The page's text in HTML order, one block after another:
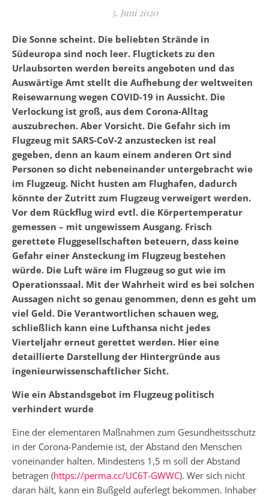
5. Juni 2020
Die Sonne scheint. Die beliebten Strände in
Südeuropa sind noch leer. Flugtickets zu den
Urlaubsorten werden bereits angeboten und das
Auswärtige Amt stellt die Aufhebung der weltweiten
Reisewarnung wegen COVID-19 in Aussicht. Die
Verlockung ist groß, aus dem Corona-Alltag
auszubrechen. Aber Vorsicht. Die Gefahr sich im
Flugzeug mit SARS-CoV-2 anzustecken ist real
gegeben, denn an kaum einem anderen Ort sind
Personen so dicht nebeneinander untergebracht wie
im Flugzeug. Nicht husten am Flughafen, dadurch
könnte der Zutritt zum Flugzeug verweigert werden.
Vor dem Rückflug wird evtl. die Körpertemperatur
gemessen – mit ungewissem Ausgang. Frisch
gerettete Fluggesellschaften beteuern, dass keine
Gefahr einer Ansteckung im Flugzeug bestehen
würde. Die Luft wäre im Flugzeug so gut wie im
Operationssaal. Mit der Wahrheit wird es bei solchen
Aussagen nicht so genau genommen, denn es geht um
viel Geld. Die Verantwortlichen schauen weg,
schließlich kann eine Lufthansa nicht jedes
Vierteljahr erneut gerettet werden. Hier eine
detaillierte Darstellung der Hintergründe aus
ingenieurwissenschaftlicher Sicht.
Wie ein Abstandsgebot im Flugzeug politisch
verhindert wurde
Eine der elementaren Maßnahmen zum Gesundheitsschutz
in der Corona-Pandemie ist, der Abstand den Menschen
voneinander halten. Mindestens 1,5 m soll der Abstand
betragen (https://perma.cc/UC6T-GWWC). Wer sich nicht
daran hält, kann ein Bußgeld auferlegt bekommen. Inhaber